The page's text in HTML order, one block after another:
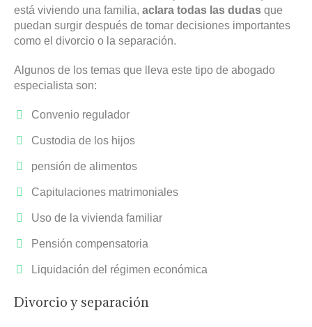
está viviendo una familia, aclara todas las dudas que
puedan surgir después de tomar decisiones importantes
como el divorcio o la separación.
Algunos de los temas que lleva este tipo de abogado
especialista son:
Convenio regulador
Custodia de los hijos
pensión de alimentos
Capitulaciones matrimoniales
Uso de la vivienda familiar
Pensión compensatoria
Liquidación del régimen económica
Divorcio y separación